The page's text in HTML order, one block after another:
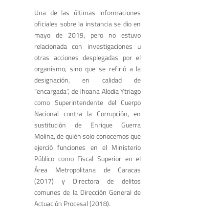
Una de las últimas informaciones
oficiales sobre la instancia se dio en
mayo de 2019, pero no estuvo
relacionada con investigaciones u
otras acciones desplegadas por el
organismo, sino que se refirió a la
designación, en calidad de
“encargada”, de Jhoana Alodia Ytriago
como Superintendente del Cuerpo
Nacional contra la Corrupción, en
sustitución de Enrique Guerra
Molina, de quién solo conocemos que
ejerció funciones en el Ministerio
Público como Fiscal Superior en el
Área Metropolitana de Caracas
(2017) y Directora de delitos
comunes de la Dirección General de
Actuación Procesal (2018).